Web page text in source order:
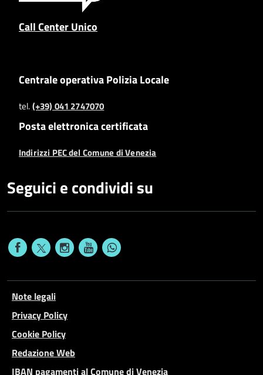
Call Center Unico
Centrale operativa Polizia Locale
tel.(+39) 041 2747070
Posta elettronica certificata
Indirizzi PEC del Comune di Venezia
Seguici e condividi su
Note legali
Privacy Policy
Cookie Policy
Redazione Web
IBAN pagamenti al Comune di Venezia